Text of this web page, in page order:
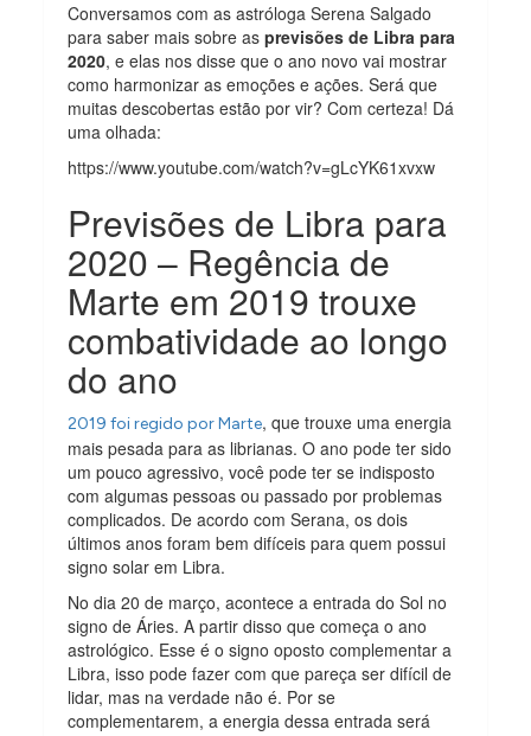
Conversamos com as astróloga Serena Salgado
para saber mais sobre asprevisões de Libra para
2020, e elas nos disse que o ano novo vai mostrar
como harmonizar as emoções e ações. Será que
muitas descobertas estão por vir? Com certeza! Dá
uma olhada:
https://www.youtube.com/watch?v=gLcYK61xvxw
Previsões de Libra para
2020 – Regência de
Marte em 2019 trouxe
combatividade ao longo
do ano
2019 foi regido por Marte, que trouxe uma energia
mais pesada para as librianas. O ano pode ter sido
um pouco agressivo, você pode ter se indisposto
com algumas pessoas ou passado por problemas
complicados. De acordo com Serana, os dois
últimos anos foram bem difíceis para quem possui
signo solar em Libra.
No dia 20 de março, acontece a entrada do Sol no
signo de Áries. A partir disso que começa o ano
astrológico. Esse é o signo oposto complementar a
Libra, isso pode fazer com que pareça ser difícil de
lidar, mas na verdade não é. Por se
complementarem, a energia dessa entrada será